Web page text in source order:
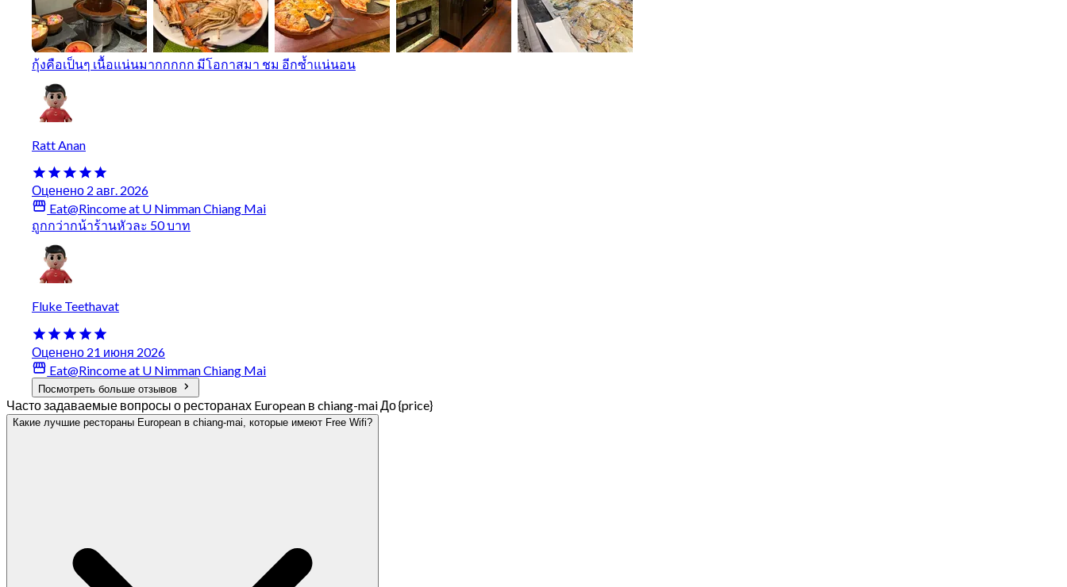
กุ้งคือเป็นๆ เนื้อแน่นมากกกกก มีโอกาสมา ชม อีกซ้ำแน่นอน
Ratt Anan
Оценено 2 авг. 2026
Eat@Rincome at U Nimman Chiang Mai
ถูกกว่ากน้าร้านหัวละ 50 บาท
Fluke Teethavat
Оценено 21 июня 2026
Eat@Rincome at U Nimman Chiang Mai
Посмотреть больше отзывов
Часто задаваемые вопросы о ресторанах European в chiang-mai До {price}
Какие лучшие рестораны European в chiang-mai, которые имеют Free Wifi?